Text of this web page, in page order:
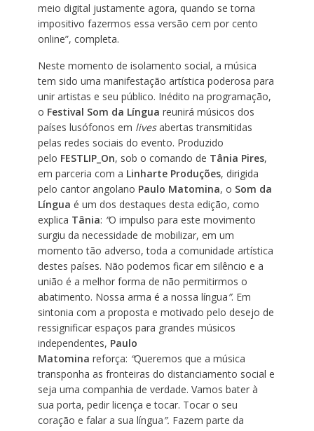
meio digital justamente agora, quando se torna
impositivo fazermos essa versão cem por cento
online”, completa.
Neste momento de isolamento social, a música
tem sido uma manifestação artística poderosa para
unir artistas e seu público. Inédito na programação,
o Festival Som da Língua reunirá músicos dos
países lusófonos em livesabertas transmitidas
pelas redes sociais do evento. Produzido
pelo FESTLIP_On, sob o comando de Tânia Pires,
em parceria com a Linharte Produções, dirigida
pelo cantor angolano Paulo Matomina, o Som da
Língua é um dos destaques desta edição, como
explica Tânia: “O impulso para este movimento
surgiu da necessidade de mobilizar, em um
momento tão adverso, toda a comunidade artística
destes países. Não podemos ficar em silêncio e a
união é a melhor forma de não permitirmos o
abatimento. Nossa arma é a nossa língua”. Em
sintonia com a proposta e motivado pelo desejo de
ressignificar espaços para grandes músicos
independentes, Paulo
Matomina reforça: “Queremos que a música
transponha as fronteiras do distanciamento social e
seja uma companhia de verdade. Vamos bater à
sua porta, pedir licença e tocar. Tocar o seu
coração e falar a sua língua”. Fazem parte da